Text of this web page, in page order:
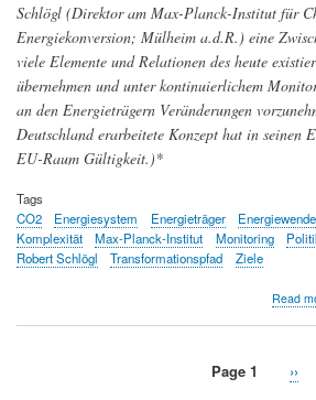
Schlögl (Direktor am Max-Planck-Institut für
Energiekonversion; Mülheim a.d.R.) eine
viele Elemente und Relationen des heute
übernehmen und unter kontinuierlichem
an den Energieträgern Veränderungen
Deutschland erarbeitete Konzept hat in seinen
EU-Raum Gültigkeit.)*
Tags
CO2
Energiesystem Energieträger Energiewende
Komplexität
Max-Planck-Institut Monitoring
Robert Schlögl
Transformationspfad Ziele
Read
Page 1
Next
››